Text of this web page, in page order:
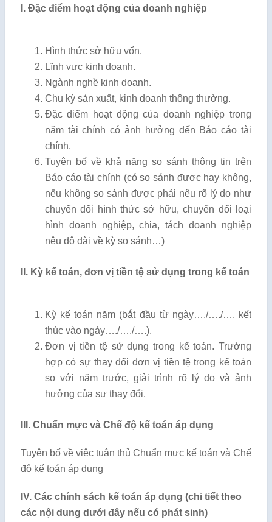
I. Đặc điểm hoạt động của doanh nghiệp
Hình thức sở hữu vốn.
Lĩnh vực kinh doanh.
Ngành nghề kinh doanh.
Chu kỳ sản xuất, kinh doanh thông thường.
Đặc điểm hoạt động của doanh nghiệp trong
năm tài chính có ảnh hưởng đến Báo cáo tài
chính.
Tuyên bố về khả năng so sánh thông tin trên
Báo cáo tài chính (có so sánh được hay không,
nếu không so sánh được phải nêu rõ lý do như
chuyển đổi hình thức sở hữu, chuyển đổi loại
hình doanh nghiệp, chia, tách doanh nghiệp
nêu độ dài về kỳ so sánh…)
II. Kỳ kế toán, đơn vị tiền tệ sử dụng trong kế toán
Kỳ kế toán năm (bắt đầu từ ngày…./…./…. kết
thúc vào ngày…./…./….).
Đơn vị tiền tệ sử dụng trong kế toán. Trường
hợp có sự thay đổi đơn vị tiền tệ trong kế toán
so với năm trước, giải trình rõ lý do và ảnh
hưởng của sự thay đổi.
III. Chuẩn mực và Chế độ kế toán áp dụng
Tuyên bố về việc tuân thủ Chuẩn mực kế toán và Chế
độ kế toán áp dụng
IV. Các chính sách kế toán áp dụng (chi tiết theo
các nội dung dưới đây nếu có phát sinh)